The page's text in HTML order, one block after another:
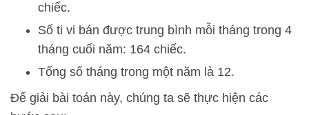
chiếc.
Số ti vi bán được trung bình mỗi tháng trong 4
tháng cuối năm: 164 chiếc.
Tổng số tháng trong một năm là 12.
Để giải bài toán này, chúng ta sẽ thực hiện các